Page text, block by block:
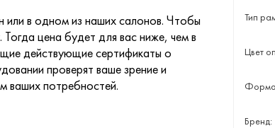
Тип
Цвет
Бренд:
в одном из наших салонов. Чтобы
Тогда цена будет для вас ниже, чем в
действующие сертификаты о
проверят ваше зрение и
ваших потребностей.